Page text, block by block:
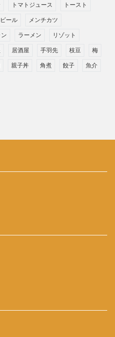
トマトジュース トースト
ビール メンチカツ
ラーメン リゾット
居酒屋 手羽先 枝豆 梅
親子丼 角煮 餃子 魚介